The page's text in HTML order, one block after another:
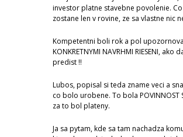
investor platne stavebne povolenie.
zostane len v rovine, ze sa vlastne nic
Kompetentni boli rok a pol
KONKRETNYMI NAVRHMI RIESENI, ako
predist !!
Lubos, popisal si teda zname veci a
co bolo urobene. To bola POVINNOST
za to bol plateny.
Ja sa pytam, kde sa tam nachadza